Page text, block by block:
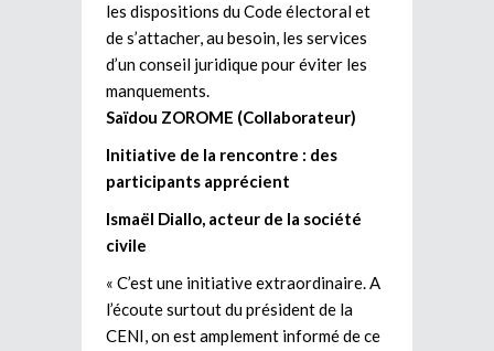
les dispositions du Code électoral et
de s’attacher, au besoin, les services
d’un conseil juridique pour éviter les
manquements.
Saïdou ZOROME (Collaborateur)
Initiative de la rencontre : des
participants apprécient
Ismaël Diallo, acteur de la société
civile
« C’est une initiative extraordinaire. A
l’écoute surtout du président de la
CENI, on est amplement informé de ce